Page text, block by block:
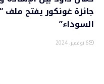
جائزة غونكور يفتح ملف
السوداء”
6 نوفمبر، 2024